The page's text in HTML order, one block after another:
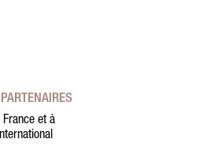
France et à